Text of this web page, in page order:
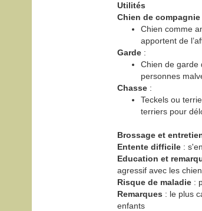
Utilités
Chien de compagnie
Chien comme
apportent de
Garde :
Chien de garde
personnes
Chasse :
Teckels ou
terriers pour
Brossage et
Entente difficile :
Education et
agressif avec les
Risque de maladie :
Remarques : le plus
enfants